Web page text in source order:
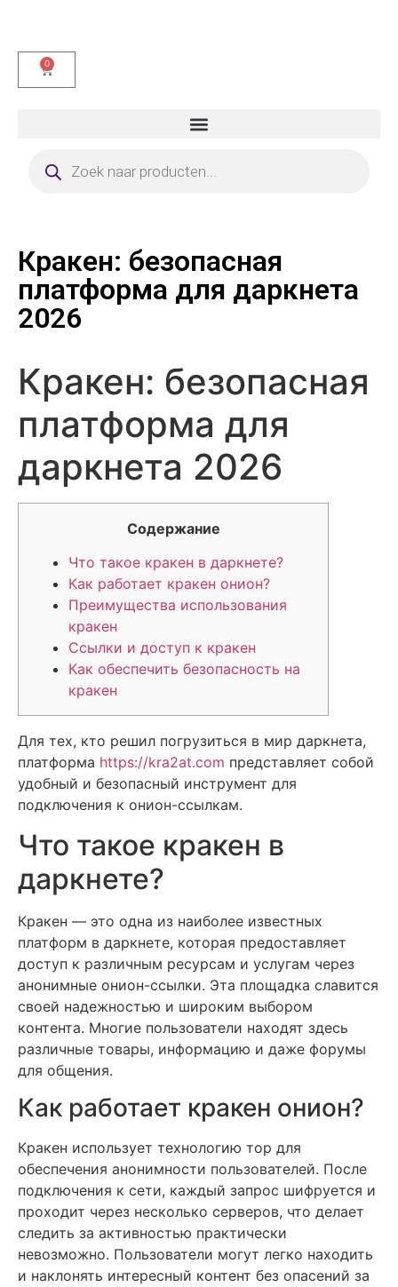
0
Кракен: безопасная
платформа для даркнета
2026
Кракен: безопасная
платформа для
даркнета 2026
Содержание
Что такое кракен в даркнете?
Как работает кракен онион?
Преимущества использования
кракен
Ссылки и доступ к кракен
Как обеспечить безопасность на
кракен
Для тех, кто решил погрузиться в мир даркнета,
платформа https://kra2at.com представляет собой
удобный и безопасный инструмент для
подключения к онион-ссылкам.
Что такое кракен в
даркнете?
Кракен — это одна из наиболее известных
платформ в даркнете, которая предоставляет
доступ к различным ресурсам и услугам через
анонимные онион-ссылки. Эта площадка славится
своей надежностью и широким выбором
контента. Многие пользователи находят здесь
различные товары, информацию и даже форумы
для общения.
Как работает кракен онион?
Кракен использует технологию тор для
обеспечения анонимности пользователей. После
подключения к сети, каждый запрос шифруется и
проходит через несколько серверов, что делает
следить за активностью практически
невозможно. Пользователи могут легко находить
и наклонять интересный контент без опасений за